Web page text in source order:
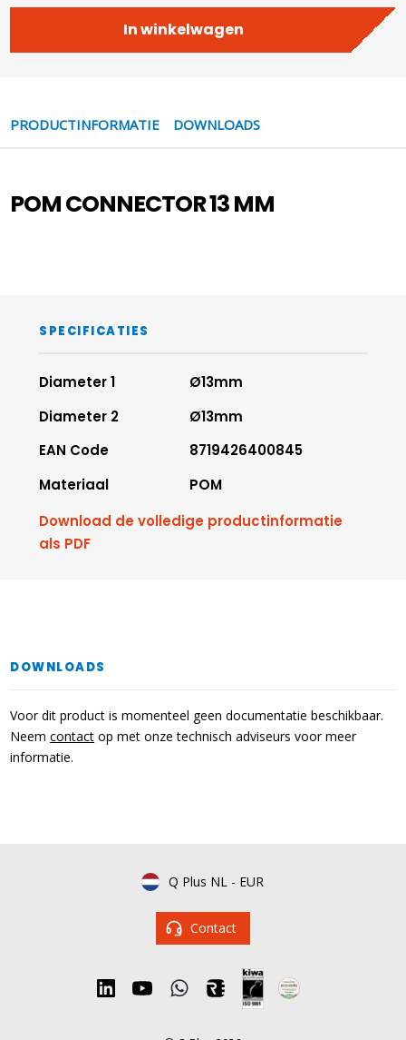
In winkelwagen
PRODUCTINFORMATIE DOWNLOADS
POM CONNECTOR 13 MM
SPECIFICATIES
Diameter 1
Ø13mm
Diameter 2
Ø13mm
EAN Code
8719426400845
Materiaal
POM
Download de volledige productinformatie
als PDF
DOWNLOADS
Voor dit product is momenteel geen documentatie beschikbaar.
Neemcontact op met onze technisch adviseurs voor meer
informatie.
Q Plus NL - EUR
Contact